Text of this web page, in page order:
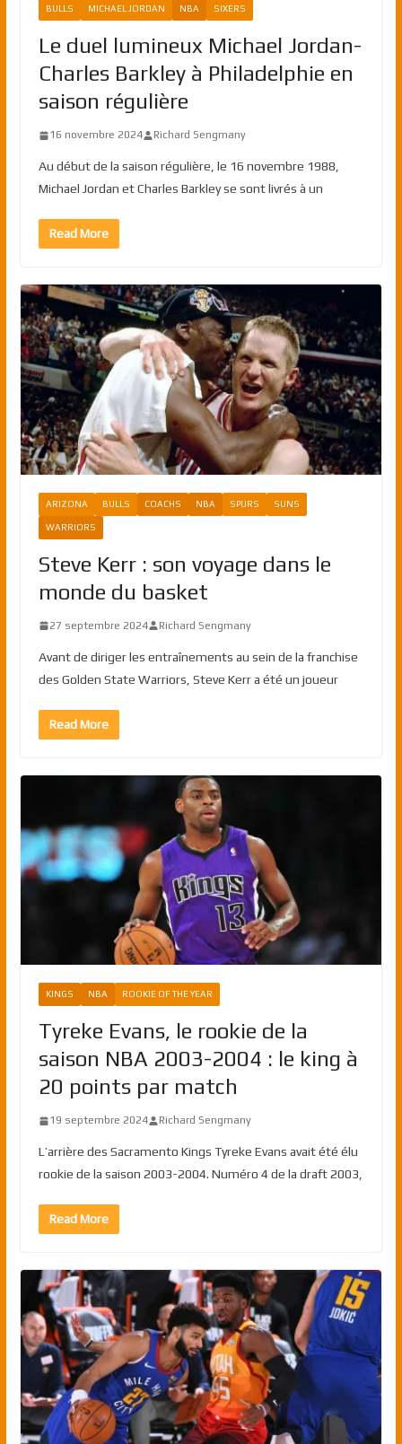
BULLS MICHAEL JORDAN NBA SIXERS
Le duel lumineux Michael Jordan-
Charles Barkley à Philadelphie en
saison régulière
16 novembre 2024 Richard Sengmany
Au début de la saison régulière, le 16 novembre 1988,
Michael Jordan et Charles Barkley se sont livrés à un
Read More
ARIZONA BULLS COACHS NBA SPURS SUNS
WARRIORS
Steve Kerr : son voyage dans le
monde du basket
27 septembre 2024 Richard Sengmany
Avant de diriger les entraînements au sein de la franchise
des Golden State Warriors, Steve Kerr a été un joueur
Read More
KINGS NBA ROOKIE OF THE YEAR
Tyreke Evans, le rookie de la
saison NBA 2003-2004 : le king à
20 points par match
19 septembre 2024 Richard Sengmany
L’arrière des Sacramento Kings Tyreke Evans avait été élu
rookie de la saison 2003-2004. Numéro 4 de la draft 2003,
Read More